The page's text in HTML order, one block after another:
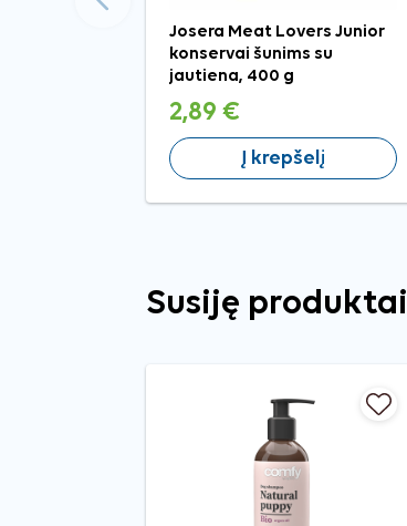
Josera Meat Lovers Junior
konservai šunims su
jautiena, 400 g
2,89 €
Į krepšelį
Ankstesnis
Susiję produktai